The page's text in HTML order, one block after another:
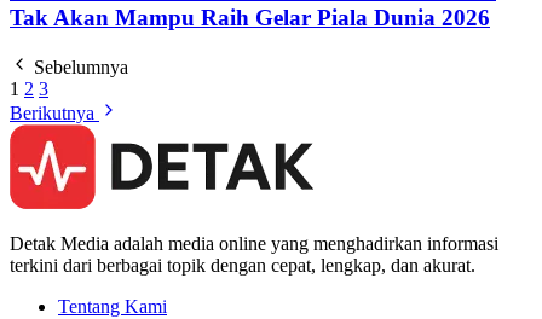
Tak Akan Mampu Raih Gelar Piala Dunia 2026
Sebelumnya
1 2 3
Berikutnya
Detak Media adalah media online yang menghadirkan informasi
terkini dari berbagai topik dengan cepat, lengkap, dan akurat.
Tentang Kami